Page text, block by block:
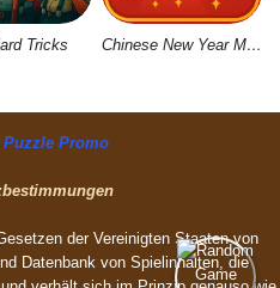
Tricks Chinese New Year Mahjong
der Vereinigten Staaten von
Datenbank von Spielinhalten, die